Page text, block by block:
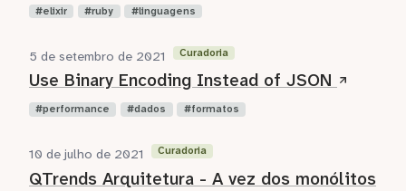
elixir ruby linguagens
5 de setembro de 2021 Curadoria
Use Binary Encoding Instead of JSON
performance dados formatos
10 de julho de 2021 Curadoria
QTrends Arquitetura - A vez dos monólitos